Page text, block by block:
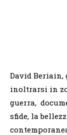
David
inoltrarsi in
guerra,
sfide, la